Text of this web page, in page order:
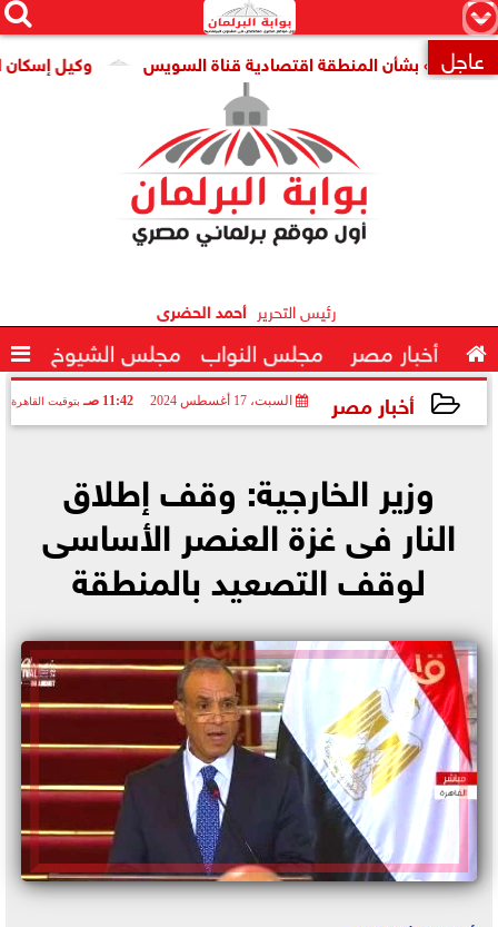
×


 عاجل وكيل إسكان بشأن المنطقة اقتصادية قناة السويس
رئيس التحرير أحمد الحضرى
 أخبار مصر مجلس النواب مجلس الشيوخ 
أخبار مصر السبت، 17 أغسطس 2024 11:42 صـ بتوقيت القاهرة
وزير الخارجية: وقف إطلاق
النار فى غزة العنصر الأساسى
لوقف التصعيد بالمنطقة